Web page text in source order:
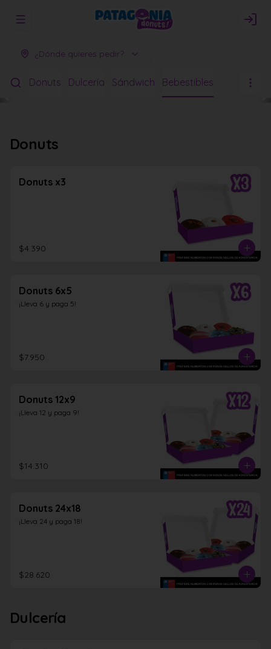
Abrir menu de navegación Login
¿Dónde quieres pedir?
Donuts Dulcería Sándwich Bebestibles
Donuts
Donuts x3
$4.390
Donuts 6x5
¡Lleva 6 y paga 5!
$7.950
Donuts 12x9
¡Lleva 12 y paga 9!
$14.310
Donuts 24x18
¡Lleva 24 y paga 18!
$28.620
Dulcería